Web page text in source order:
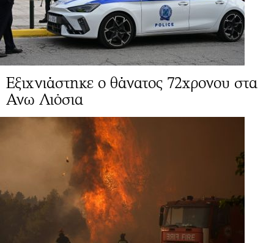
Εξιχνιάστηκε ο θάνατος 72χρονου στα
Ανω Λιόσια